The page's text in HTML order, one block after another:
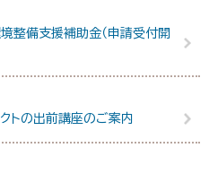
整備支援補助金（申請受付開
トの出前講座のご案内